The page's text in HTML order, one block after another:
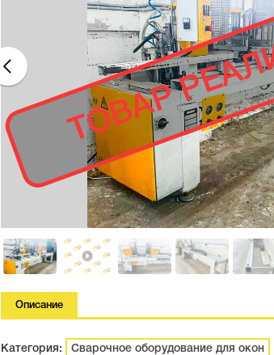
ТОВАР
Описание
Категория: Сварочное оборудование для окон